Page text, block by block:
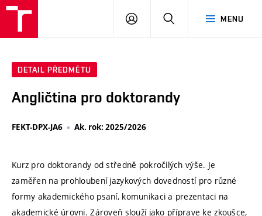
MENU
PŘIHLÁSIT
DETAIL PŘEDMĚTU
Angličtina pro doktorandy
FEKT-DPX-JA6 Ak. rok: 2025/2026
Kurz pro doktorandy od středně pokročilých výše. Je
zaměřen na prohloubení jazykových dovedností pro různé
formy akademického psaní, komunikaci a prezentaci na
akademické úrovni. Zároveň slouží jako příprave ke zkoušce,